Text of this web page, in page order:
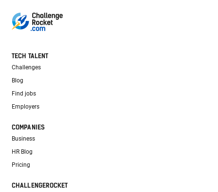
TECH TALENT
Challenges
Blog
Find jobs
Employers
COMPANIES
Business
HR Blog
Pricing
CHALLENGEROCKET